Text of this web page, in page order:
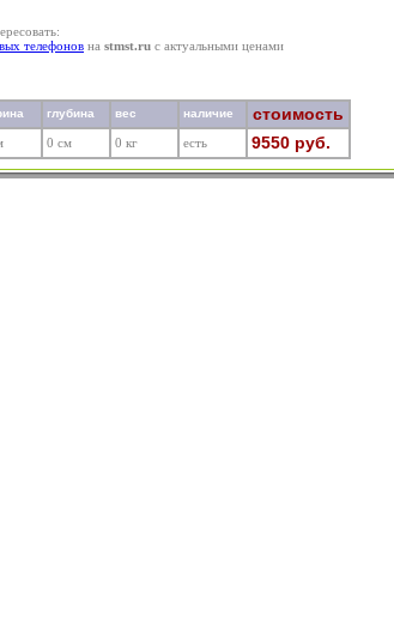
телефонов на stmst.ru с актуальными ценами
глубина вес наличие стоимость
0 см 0 кг есть 9550 руб.